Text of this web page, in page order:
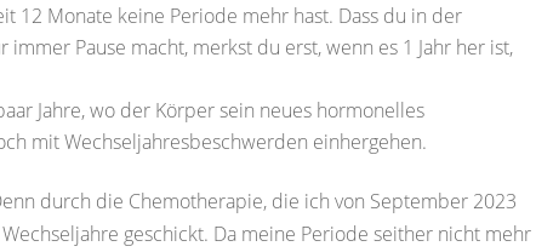
12 Monate keine Periode mehr hast. Dass du in der
Pause macht, merkst du erst, wenn es 1 Jahr her ist,
Jahre, wo der Körper sein neues hormonelles
mit Wechseljahresbeschwerden einhergehen.
durch die Chemotherapie, die ich von September 2023
geschickt. Da meine Periode seither nicht mehr